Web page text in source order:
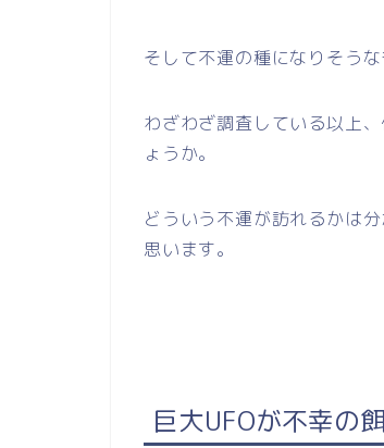
そして不運の種になりそうな
わざわざ調査している以上
ょうか。
どういう不運が訪れるかは
思います。
巨大UFOが不幸の